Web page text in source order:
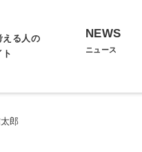
える人の
NEWS
ニュース
郎